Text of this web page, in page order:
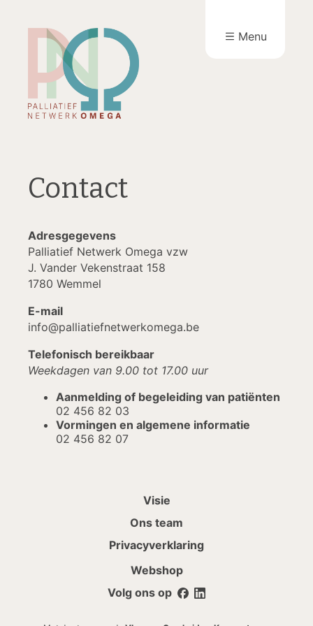
Menu
Contact
Adresgegevens
Palliatief Netwerk Omega vzw
J. Vander Vekenstraat 158
1780 Wemmel
E-mail
info@palliatiefnetwerkomega.be
Telefonisch bereikbaar
Weekdagen van 9.00 tot 17.00 uur
Aanmelding of begeleiding van patiënten
02 456 82 03
Vormingen en algemene informatie
02 456 82 07
Visie
Ons team
Privacyverklaring
Webshop
Volg ons op